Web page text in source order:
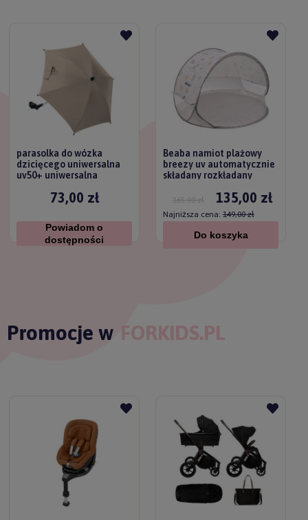
parasolka do wózka
dzicięcego uniwersalna
uv50+ uniwersalna
73,00 zł
Powiadom o
dostępności
Beaba namiot plażowy
breezy uv automatycznie
składany rozkładany
135,00 zł
165,00 zł
Najniższa cena: 149,00 zł
Do koszyka
Promocje w FORKIDS.PL